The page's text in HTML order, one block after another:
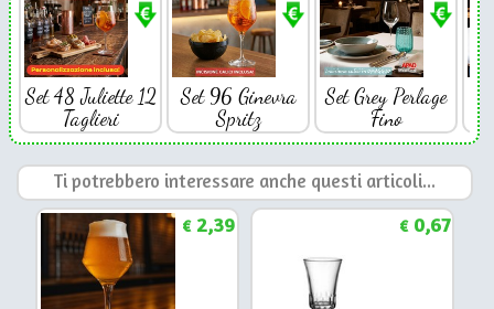
Set 48 Juliette 12
Taglieri
Set 96 Ginevra
Spritz
Set Grey Perlage
Fino
Ti potrebbero interessare anche questi articoli...
€2,39 €0,67